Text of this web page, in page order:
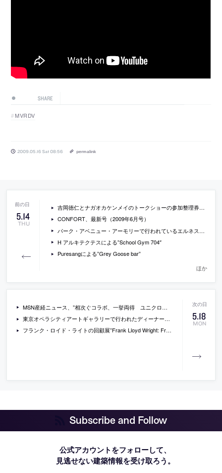
SHARE
MVRDV
2009.05.16 Sat 08:56 permalink
5.14
THU
吉岡徳仁とナガオカケンメイのトークショーの参加整理券が追加で発売
CONFORT、最新号（2009年6月号）
パーク・アベニュー・アーモリーで行われているエルネスト・ネトのインスタレーションの写真
H アルキテクテスによる”School Gym 704″
Puresangによる”Grey Goose bar”
ほか
5.18
MON
MSN産経ニュース、”相次ぐコラボ、一挙両得 ユニクロやＨ＆Ｍ”
東京オペラシティアートギャラリーで行われたディーナー・ディーナー展の会場写真
フランク・ロイド・ライトの回顧展”Frank Lloyd Wright: From Within Outward”の会場写真
Subscribe and Follow
公式アカウントをフォローして、
見逃せない建築情報を受け取ろう。